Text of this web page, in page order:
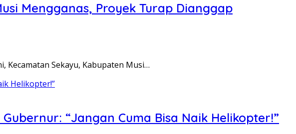
Mengganas, Proyek Turap Dianggap
Kecamatan Sekayu, Kabupaten Musi…
“Jangan Cuma Bisa Naik Helikopter!”